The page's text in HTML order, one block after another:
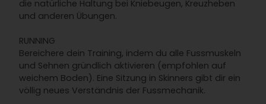
die natürliche Haltung bei Kniebeugen, Kreuzheben
und anderen Übungen.
RUNNING
Bereichere dein Training, indem du alle Fussmuskeln
und Sehnen gründlich aktivieren (empfohlen auf
weichem Boden). Eine Sitzung in Skinners gibt dir ein
völlig neues Verständnis der Fussmechanik.